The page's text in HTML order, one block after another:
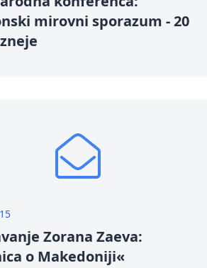
mirovni sporazum - 20
Zorana Zaeva:
o Makedoniji«